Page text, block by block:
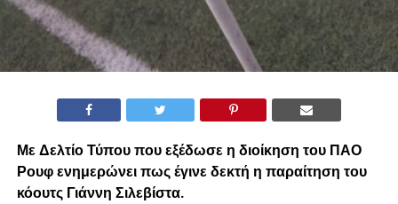
Με Δελτίο Τύπου που εξέδωσε η διοίκηση του ΠΑΟ
Ρουφ ενημερώνει πως έγινε δεκτή η παραίτηση του
κόουτς Γιάννη Σιλεβίστα.